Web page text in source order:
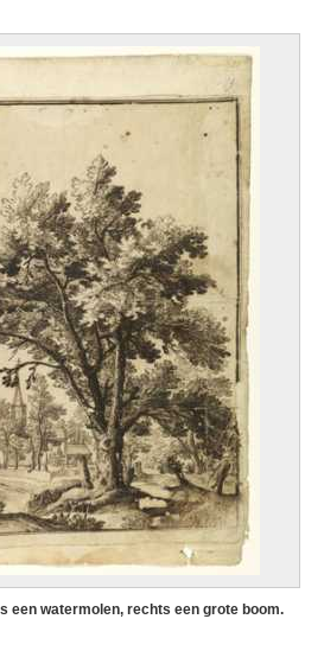
een watermolen, rechts een grote boom.